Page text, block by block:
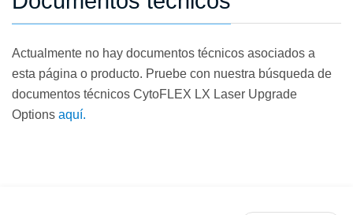
Actualmente no hay documentos técnicos asociados a
esta página o producto. Pruebe con nuestra búsqueda de
documentos técnicos CytoFLEX LX Laser Upgrade
Options aquí.